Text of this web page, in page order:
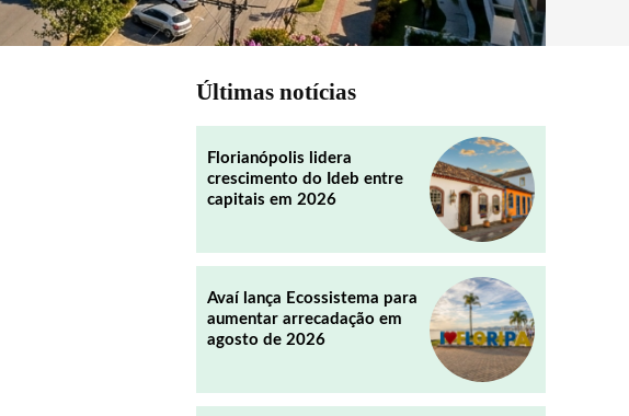
Últimas notícias
Florianópolis lidera
crescimento do Ideb entre
capitais em 2026
Avaí lança Ecossistema para
aumentar arrecadação em
agosto de 2026